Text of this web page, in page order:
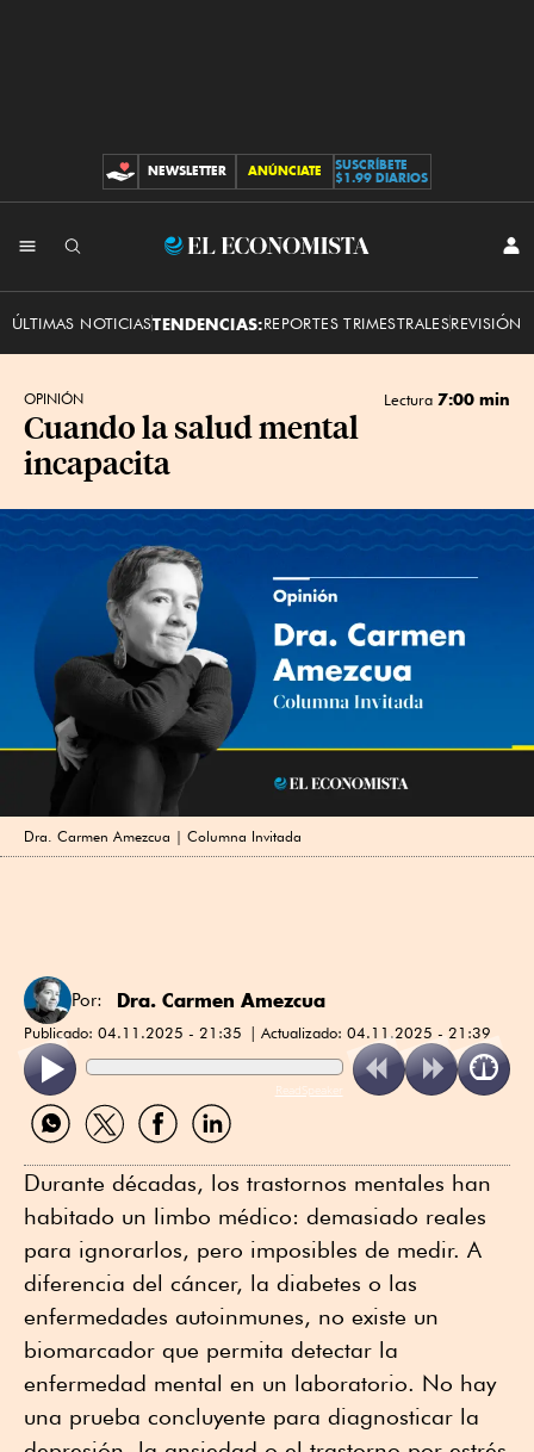
CONTRIBUCIONES
NEWSLETTER ANÚNCIATE
SUSCRÍBETE
$1.99 DIARIOS
El
ÚLTIMAS NOTICIASTENDENCIAS:REPORTES TRIMESTRALESREVISIÓN
OPINIÓN Lectura 7:00 min
Cuando la salud mental
incapacita
Dra. Carmen Amezcua | Columna Invitada
Por: Dra. Carmen Amezcua
Publicado: 04.11.2025 - 21:35 Actualizado: 04.11.2025 - 21:39
ReadSpeaker
Compartir
por
Compartir
por
Compartir
por
Compartir
por
Durante décadas, los trastornos mentales han
habitado un limbo médico: demasiado reales
para ignorarlos, pero imposibles de medir. A
diferencia del cáncer, la diabetes o las
enfermedades autoinmunes, no existe un
biomarcador que permita detectar la
enfermedad mental en un laboratorio. No hay
una prueba concluyente para diagnosticar la